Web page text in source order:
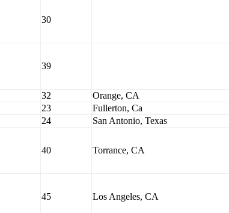
30
39
32 Orange, CA
23 Fullerton, Ca
24 San Antonio, Texas
40 Torrance, CA
45 Los Angeles, CA